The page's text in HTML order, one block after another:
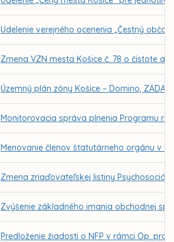
Udelenie verejného ocenenia „Čestný občan
Zmena VZN mesta Košice č. 78 o čistote a
Územný plán zóny Košice – Domino,
Monitorovacia správa plnenia Programu
Menovanie členov štatutárneho orgánu v
Zmena zriaďovateľskej listiny
Zvýšenie základného imania obchodnej
Predloženie žiadosti o NFP v rámci Op.